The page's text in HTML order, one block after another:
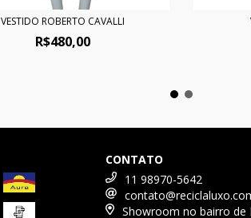
VESTIDO ROBERTO CAVALLI
R$480,00
CONTATO
11 98970-5642
Showroom no bairro de